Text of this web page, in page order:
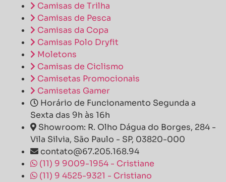
Camisas de Trilha
Camisas de Pesca
Camisas da Copa
Camisas Polo Dryfit
Moletons
Camisas de Ciclismo
Camisetas Promocionais
Camisetas Gamer
Horário de Funcionamento Segunda a
Sexta das 9h às 16h
Showroom: R. Olho Dágua do Borges, 284 -
Vila Silvia, São Paulo - SP, 03820-000
contato@67.205.168.94
(11) 9 9009-1954 - Cristiane
(11) 9 4525-9321 - Cristiano